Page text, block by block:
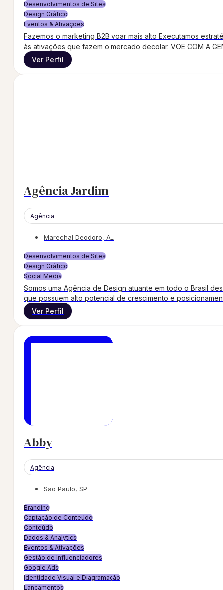
Desenvolvimentos de Sites
Design Gráfico
Eventos & Ativações
Fazemos o marketing B2B voar mais alto Executamos
às ativações que fazem o mercado decolar. VOE COM A
Ver Perfil
Agência Jardim
Agência
Marechal Deodoro, AL
Desenvolvimentos de Sites
Design Gráfico
Social Media
Somos uma Agência de Design atuante em todo o Brasil
que possuem alto potencial de crescimento e
Ver Perfil
Abby
Agência
São Paulo, SP
Branding
Captação de Conteúdo
Conteúdo
Dados & Analytics
Eventos & Ativações
Gestão de Influenciadores
Google Ads
Identidade Visual e Diagramação
Lançamentos